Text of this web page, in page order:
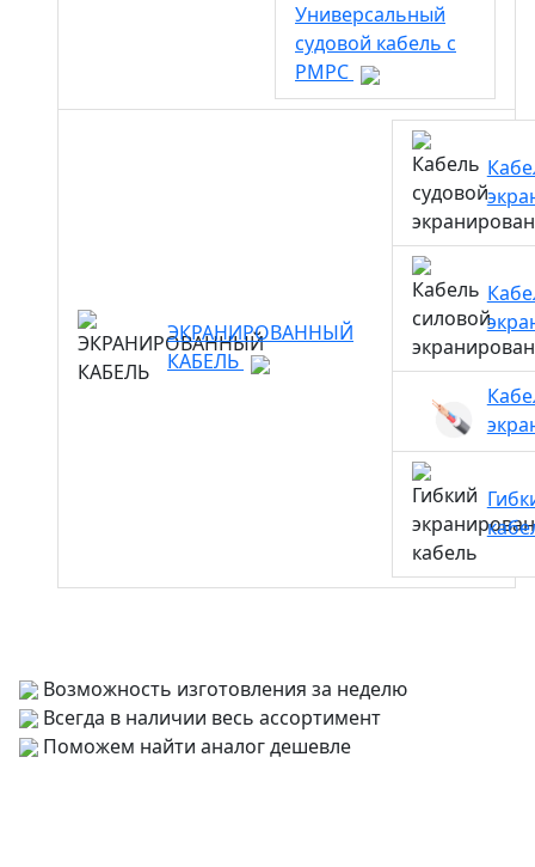
Универсальный
судовой кабель с
РМРС
ЭКРАНИРОВАННЫЙ
КАБЕЛЬ
Возможность изготовления за неделю
Всегда в наличии весь ассортимент
Поможем найти аналог дешевле